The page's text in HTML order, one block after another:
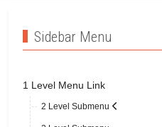
Sidebar Menu
1 Level Menu Link
2 Level Submenu